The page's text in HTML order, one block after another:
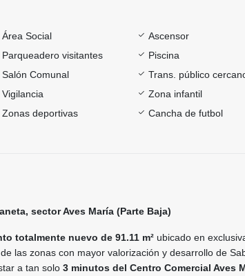
Área Social
Ascensor
Parqueadero visitantes
Piscina
Salón Comunal
Trans. público
Vigilancia
Zona infantil
Zonas deportivas
Cancha de futbol
sector Aves María (Parte Baja)
totalmente nuevo de 91.11 m² ubicado en
de las zonas con mayor valorización y desarrollo de
a tan solo 3 minutos del Centro Comercial Aves